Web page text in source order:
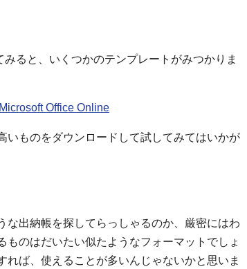
ると、いくつかのテンプレートがみつかりま
Office Online
いものをダウンロードして試してみてはいかが
な出納帳を探してらっしゃるのか、厳密にはわ
ものはだいたい似たようなフォーマットでしょ
れば、使えることが多いんじゃないかと思いま